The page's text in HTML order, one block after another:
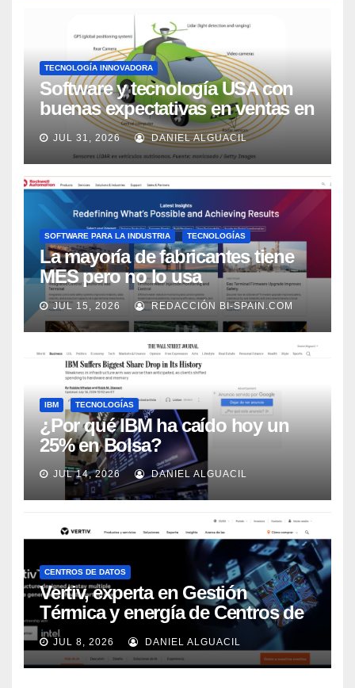
TECNOLOGÍA INNOVADORA
Software y tecnología USA con
buenas expectativas en ventas en
los próximos 2 años, según
Market Watch
JUL 31, 2026 DANIEL ALGUACIL
SOFTWARE PARA LA INDUSTRIA TECNOLOGÍAS
La mayoría de fabricantes tiene
MES pero no lo usa
adecuadamente, según Rockwell
Automation
JUL 15, 2026 REDACCIÓN BI-SPAIN.COM
IBM TECNOLOGÍAS
¿Por qué IBM ha caído hoy un
25% en Bolsa?
JUL 14, 2026 DANIEL ALGUACIL
CENTROS DE DATOS
Vertiv, experta en Gestión
Térmica y energía de Centros de
Datos, sigue su crecimiento
imparable
JUL 8, 2026 DANIEL ALGUACIL